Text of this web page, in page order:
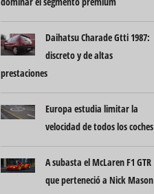
Daihatsu Charade Gtti 1987:
discreto y de altas
prestaciones
Europa estudia limitar la
velocidad de todos los coches
A subasta el McLaren F1 GTR
que perteneció a Nick Mason